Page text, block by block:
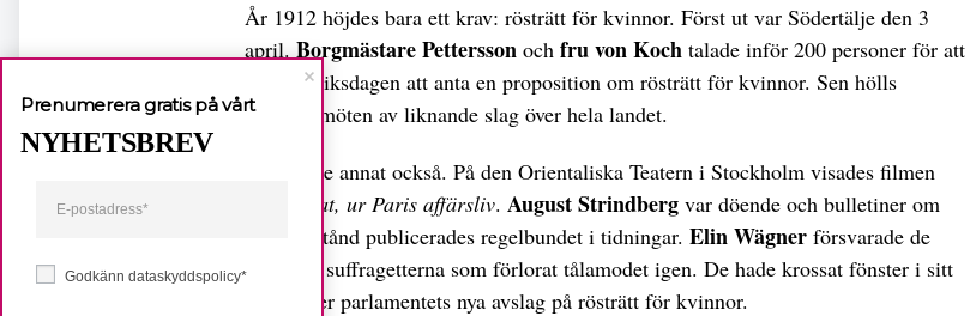
År 1912 höjdes bara ett krav: rösträtt för kvinnor. Först ut var Södertälje den 3
april. Borgmästare Pettersson och fru von Koch talade inför 200 personer för att
påverka riksdagen att anta en proposition om rösträtt för kvinnor. Sen hölls
opinionsmöten av liknande slag över hela landet.
Det hände annat också. På den Orientaliska Teatern i Stockholm visades filmen
Kvinnohat, ur Paris affärsliv. August Strindberg var döende och bulletiner om
hans tillstånd publicerades regelbundet i tidningar. Elin Wägner försvarade de
engelska suffragetterna som förlorat tålamodet igen. De hade krossat fönster i sitt
raseri över parlamentets nya avslag på rösträtt för kvinnor.
Godkänn dataskyddspolicy*
Prenumerera gratis på vårt
NYHETSBREV